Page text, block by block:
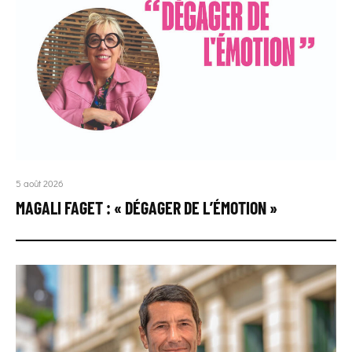
5 août 2026
MAGALI FAGET : « DÉGAGER DE L’ÉMOTION »